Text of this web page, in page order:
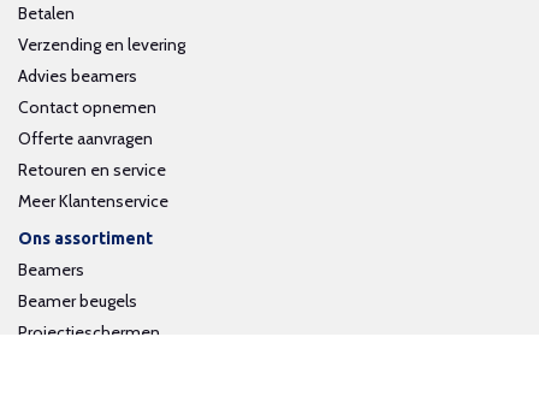
Betalen
Verzending en levering
Advies beamers
Contact opnemen
Offerte aanvragen
Retouren en service
Meer Klantenservice
Ons assortiment
Beamers
Beamer beugels
Projectieschermen